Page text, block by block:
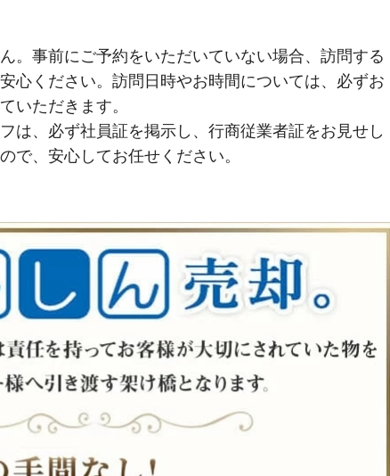
。事前にご予約をいただいていない場合、訪問する
心ください。訪問日時やお時間については、必ずお
いただきます。
は、必ず社員証を掲示し、行商従業者証をお見せし
で、安心してお任せください。